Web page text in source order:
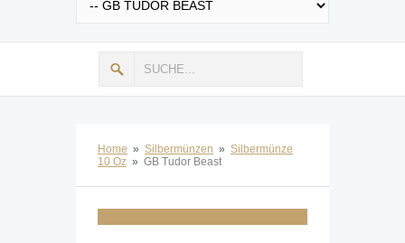
Home » Silbermünzen » Silbermünze
10 Oz » GB Tudor Beast